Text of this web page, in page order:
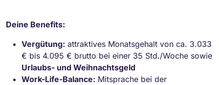
Deine Benefits:
Vergütung: attraktives Monatsgehalt von ca. 3.033
€ bis 4.095 € brutto bei einer 35 Std./Woche sowie
Urlaubs- und Weihnachtsgeld
Work-Life-Balance: Mitsprache bei der